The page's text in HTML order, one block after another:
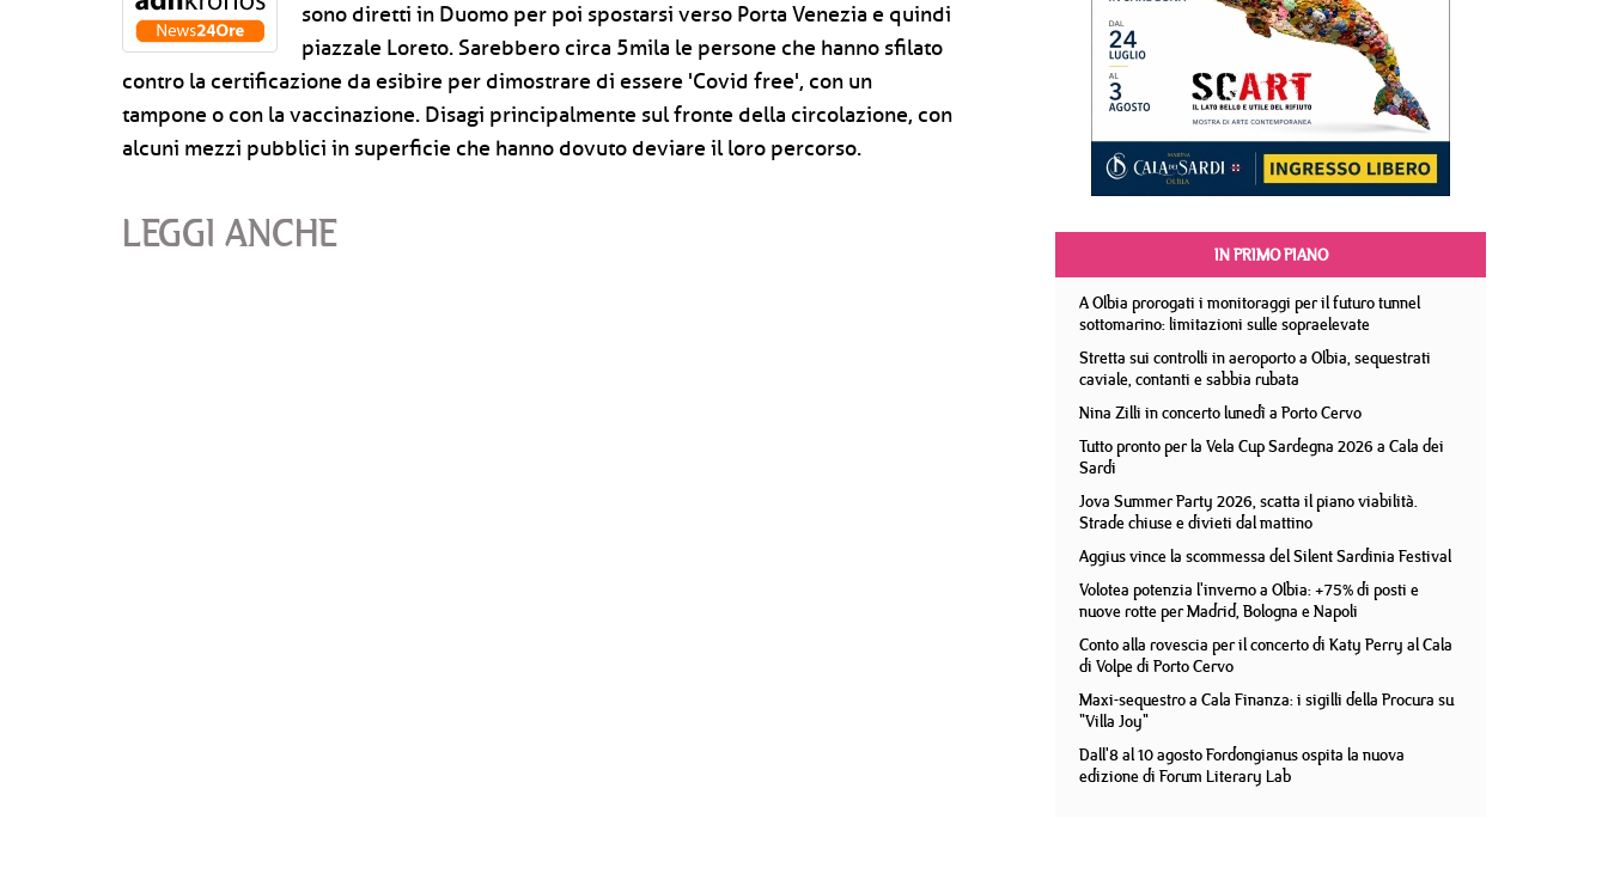
sono diretti in Duomo per poi spostarsi verso Porta Venezia e quindi
piazzale Loreto. Sarebbero circa 5mila le persone che hanno sfilato
contro la certificazione da esibire per dimostrare di essere 'Covid free', con un
tampone o con la vaccinazione. Disagi principalmente sul fronte della circolazione, con
alcuni mezzi pubblici in superficie che hanno dovuto deviare il loro percorso.
LEGGI ANCHE
IN PRIMO PIANO
A Olbia prorogati i monitoraggi per il futuro tunnel
sottomarino: limitazioni sulle sopraelevate
Stretta sui controlli in aeroporto a Olbia, sequestrati
caviale, contanti e sabbia rubata
Nina Zilli in concerto lunedì a Porto Cervo
Tutto pronto per la Vela Cup Sardegna 2026 a Cala dei
Sardi
Jova Summer Party 2026, scatta il piano viabilità.
Strade chiuse e divieti dal mattino
Aggius vince la scommessa del Silent Sardinia Festival
Volotea potenzia l'inverno a Olbia: +75% di posti e
nuove rotte per Madrid, Bologna e Napoli
Conto alla rovescia per il concerto di Katy Perry al Cala
di Volpe di Porto Cervo
Maxi-sequestro a Cala Finanza: i sigilli della Procura su
"Villa Joy"
Dall'8 al 10 agosto Fordongianus ospita la nuova
edizione di Forum Literary Lab